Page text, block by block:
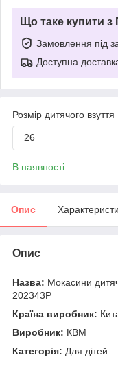
Що таке купити
Замовлення під
Доступна
Розмір дитячого взуття
26
В наявності
Опис
Опис
Назва: Мокасини
202343P
Країна виробник:
Виробник: КВМ
Категорія: Для дітей